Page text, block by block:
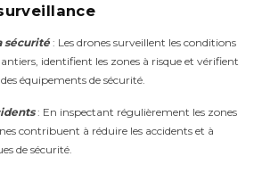
sécurité : Les drones surveillent les conditions
identifient les zones à risque et vérifient
équipements de sécurité.
: En inspectant régulièrement les zones
contribuent à réduire les accidents et à
de sécurité.